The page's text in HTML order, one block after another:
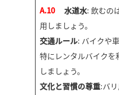
A.10 水道水: 飲むの
用しましょう。
交通ルール: バイクや
特にレンタルバイクを
しましょう。
文化と習慣の尊重:バ